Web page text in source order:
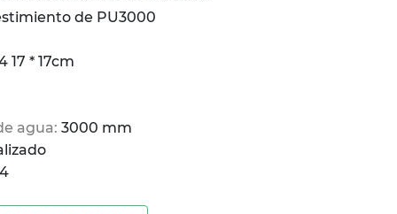
de PU3000
17 * 17cm
agua: 3000 mm